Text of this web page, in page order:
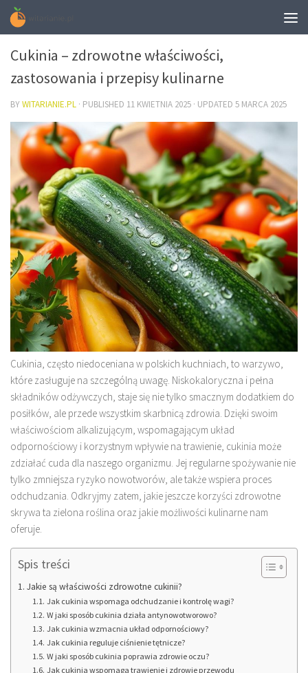
DIETA
Cukinia – zdrowotne właściwości,
zastosowania i przepisy kulinarne
BYWITARIANIE.PL · PUBLISHED 11 KWIETNIA 2025 · UPDATED 5 MARCA 2025
Cukinia, często niedoceniana w polskich kuchniach, to warzywo,
które zasługuje na szczególną uwagę. Niskokaloryczna i pełna
składników odżywczych, staje się nie tylko smacznym dodatkiem do
posiłków, ale przede wszystkim skarbnicą zdrowia. Dzięki swoim
właściwościom alkalizującym, wspomagającym układ
odpornościowy i korzystnym wpływie na trawienie, cukinia może
zdziałać cuda dla naszego organizmu. Jej regularne spożywanie nie
tylko zmniejsza ryzyko nowotworów, ale także wspiera proces
odchudzania. Odkryjmy zatem, jakie jeszcze korzyści zdrowotne
skrywa ta zielona roślina oraz jakie możliwości kulinarne nam
oferuje.
Spis treści
Jakie są właściwości zdrowotne cukinii?
Jak cukinia wspomaga odchudzanie i kontrolę wagi?
W jaki sposób cukinia działa antynowotworowo?
Jak cukinia wzmacnia układ odpornościowy?
Jak cukinia reguluje ciśnienie tętnicze?
W jaki sposób cukinia poprawia zdrowie oczu?
Jak cukinia wspomaga trawienie i zdrowie przewodu